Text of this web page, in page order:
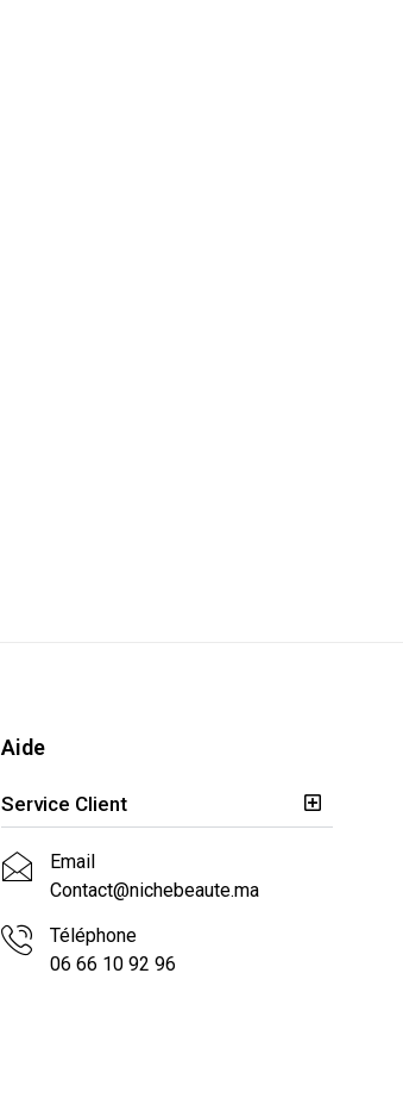
Aide
Service Client
Email
Contact@nichebeaute.ma
Téléphone
06 66 10 92 96